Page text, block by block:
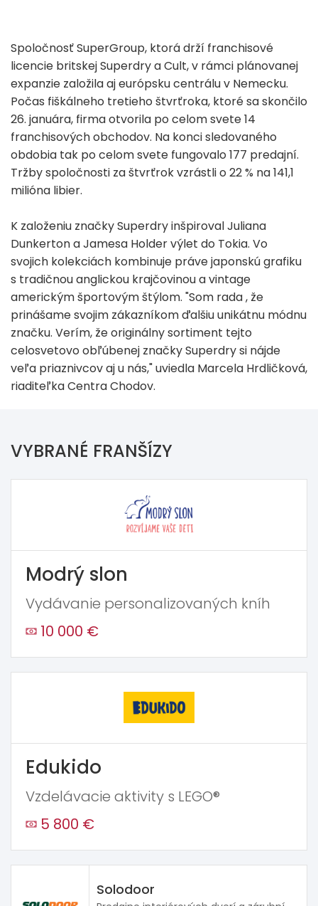
Spoločnosť SuperGroup, ktorá drží franchisové
licencie britskej Superdry a Cult, v rámci plánovanej
expanzie založila aj európsku centrálu v Nemecku.
Počas fiškálneho tretieho štvrťroka, ktoré sa skončilo
26. januára, firma otvorila po celom svete 14
franchisových obchodov. Na konci sledovaného
obdobia tak po celom svete fungovalo 177 predajní.
Tržby spoločnosti za štvrťrok vzrástli o 22 % na 141,1
milióna libier.
K založeniu značky Superdry inšpiroval Juliana
Dunkerton a Jamesa Holder výlet do Tokia. Vo
svojich kolekciách kombinuje práve japonskú grafiku
s tradičnou anglickou krajčovinou a vintage
americkým športovým štýlom. "Som rada , že
prinášame svojim zákazníkom ďalšiu unikátnu módnu
značku. Verím, že originálny sortiment tejto
celosvetovo obľúbenej značky Superdry si nájde
veľa priaznivcov aj u nás," uviedla Marcela Hrdličková,
riaditeľka Centra Chodov.
VYBRANÉ FRANŠÍZY
Modrý slon
Vydávanie personalizovaných kníh
10 000 €
Edukido
Vzdelávacie aktivity s LEGO®
5 800 €
Solodoor